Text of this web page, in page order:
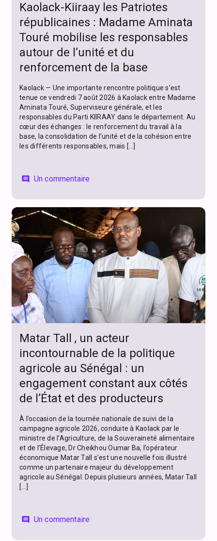
Kaolack-Kiiraay les Patriotes
républicaines : Madame Aminata
Touré mobilise les responsables
autour de l’unité et du
renforcement de la base
Kaolack — Une importante rencontre politique s’est
tenue ce vendredi 7 août 2026 à Kaolack entre Madame
Aminata Touré, Superviseure générale, et les
responsables du Parti KIIRAAY dans le département. Au
cœur des échanges : le renforcement du travail à la
base, la consolidation de l’unité et de la cohésion entre
les différents responsables, mais […]
comment Un commentaire
Matar Tall , un acteur
incontournable de la politique
agricole au Sénégal : un
engagement constant aux côtés
de l’État et des producteurs
À l’occasion de la tournée nationale de suivi de la
campagne agricole 2026, conduite à Kaolack par le
ministre de l’Agriculture, de la Souveraineté alimentaire
et de l’Élevage, Dr Cheikhou Oumar Ba, l’opérateur
économique Matar Tall s’est une nouvelle fois illustré
comme un partenaire majeur du développement
agricole au Sénégal. Depuis plusieurs années, Matar Tall
[…]
comment Un commentaire